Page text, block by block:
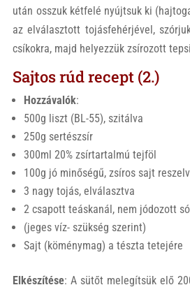
után osszuk kétfelé nyújtsuk ki
az elválasztott tojásfehérjével,
csíkokra, majd helyezzük zsírozott
Sajtos rúd recept (2.)
Hozzávalók:
500g liszt (BL-55), szitálva
250g sertészsír
300ml 20% zsírtartalmú tejföl
100g jó minőségű, zsíros sajt
3 nagy tojás, elválasztva
2 csapott teáskanál, nem jódozott só
(jeges víz- szükség szerint)
Sajt (köménymag) a tészta tetejére
Elkészítése: A sütőt melegítsük elő